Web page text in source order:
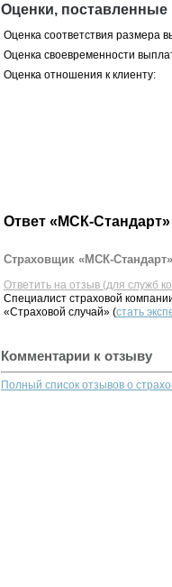
Оценки,
Оценка соответствия размера
Оценка своевременности
Оценка отношения к клиенту:
Ответ «МСК-
Страховщик «МСК-
Ответить на отзыв (для служб
Специалист страховой
«Страховой случай» (стать
Комментарии к отзыву
Полный список отзывов о